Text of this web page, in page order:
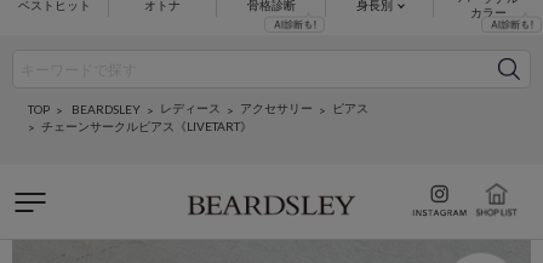
ベストヒット オトナ 骨格診断 身長別
カラー
TOP BEARDSLEY レディース アクセサリー
ピアス
チェーンサークルピアス《LIVETART》